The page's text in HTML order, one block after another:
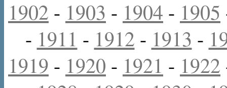
1902 - 1903 - 1904 - 1905
- 1911 - 1912 - 1913 -
1919 - 1920 - 1921 - 1922